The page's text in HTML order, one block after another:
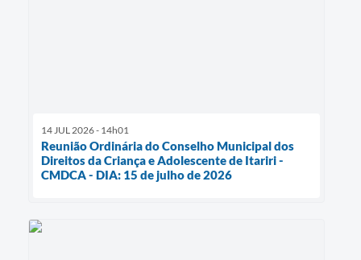
14 JUL 2026 - 14h01
Reunião Ordinária do Conselho Municipal dos
Direitos da Criança e Adolescente de Itariri -
CMDCA - DIA: 15 de julho de 2026